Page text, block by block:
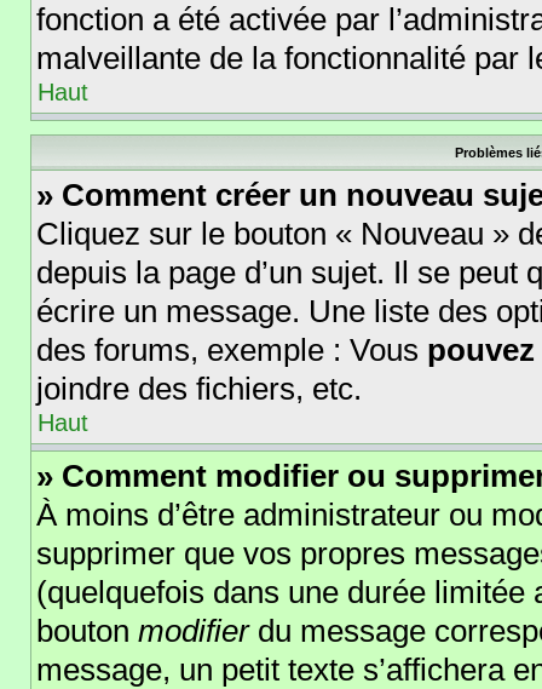
fonction a été activée par
malveillante de la fonctionnalité par
Haut
Problèmes
» Comment créer un nouveau
Cliquez sur le bouton « Nouveau »
depuis la page d’un sujet. Il se peut
écrire un message. Une liste des
des forums, exemple : Vous pouvez
joindre des fichiers, etc.
Haut
» Comment modifier ou
À moins d’être administrateur ou
supprimer que vos propres
(quelquefois dans une durée
bouton modifierdu message
message, un petit texte s’affichera